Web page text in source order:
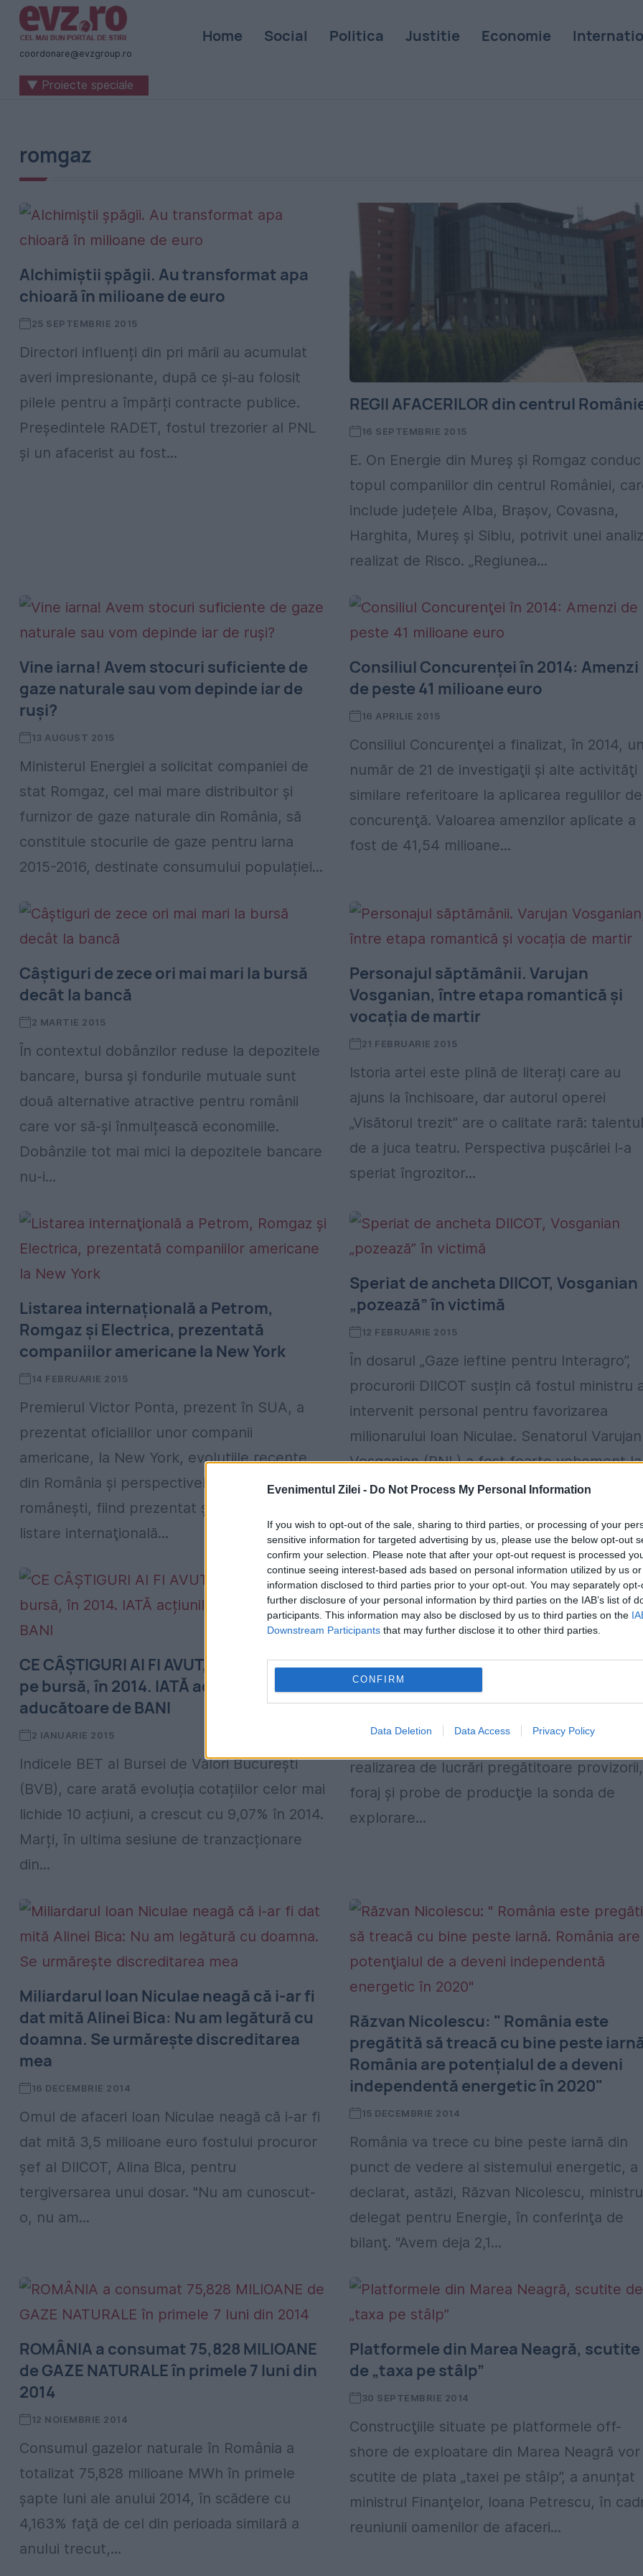
Evenimentul Zilei - Do Not Process My Personal Information
If you wish to opt-out of the sale, sharing to third parties, or processing of your
sensitive information for targeted advertising by us, please use the below opt-out
confirm your selection. Please note that after your opt-out request is processed
continue seeing interest-based ads based on personal information utilized by us
information disclosed to third parties prior to your opt-out. You may separately
further disclosure of your personal information by third parties on the IAB’s list of
participants. This information may also be disclosed by us to third parties on the
Downstream Participants that may further disclose it to other third parties.
CONFIRM
Data Deletion Data Access Privacy Policy
Știri
naționale
internaționale
-
Zilei
coordonare@evzgroup.ro
Home Social Politica Justitie Economie
▼ Proiecte speciale
romgaz
Alchimiștii șpăgii. Au transformat apa
chioară în milioane de euro
25 SEPTEMBRIE 2015
Directori influenți din pri mării au acumulat
averi impresionante, după ce și-au folosit
pilele pentru a împărți contracte publice.
Președintele RADET, fostul trezorier al PNL
și un afacerist au fost...
REGII AFACERILOR din centrul
16 SEPTEMBRIE 2015
E. On Energie din Mureș și Romgaz conduc
topul companiilor din centrul României,
include județele Alba, Brașov, Covasna,
Harghita, Mureș și Sibiu, potrivit unei
realizat de Risco. „Regiunea...
Vine iarna! Avem stocuri suficiente de
gaze naturale sau vom depinde iar de
ruși?
13 AUGUST 2015
Ministerul Energiei a solicitat companiei de
stat Romgaz, cel mai mare distribuitor și
furnizor de gaze naturale din România, să
constituie stocurile de gaze pentru iarna
2015-2016, destinate consumului populației...
Consiliul Concurenţei în 2014: Amenzi
de peste 41 milioane euro
16 APRILIE 2015
Consiliul Concurenţei a finalizat, în 2014,
număr de 21 de investigaţii şi alte activităţi
similare referitoare la aplicarea regulilor de
concurenţă. Valoarea amenzilor aplicate a
fost de 41,54 milioane...
Câștiguri de zece ori mai mari la bursă
decât la bancă
2 MARTIE 2015
În contextul dobânzilor reduse la depozitele
bancare, bursa și fondurile mutuale sunt
două alternative atractive pentru românii
care vor să-și înmulțească economiile.
Dobânzile tot mai mici la depozitele bancare
nu-i...
Personajul săptămânii. Varujan
Vosganian, între etapa romantică și
vocația de martir
21 FEBRUARIE 2015
Istoria artei este plină de literați care au
ajuns la închisoare, dar autorul operei
„Visătorul trezit” are o calitate rară:
de a juca teatru. Perspectiva pușcăriei l-a
speriat îngrozitor...
Listarea internaţională a Petrom,
Romgaz şi Electrica, prezentată
companiilor americane la New York
14 FEBRUARIE 2015
Premierul Victor Ponta, prezent în SUA, a
prezentat oficialilor unor companii
americane, la New York, evoluţiile recente
din România şi perspectivele economiei
româneşti, fiind prezentat şi procesul de
listare internaţională...
Speriat de ancheta DIICOT, Vosganian
„pozează” în victimă
12 FEBRUARIE 2015
În dosarul „Gaze ieftine pentru Interagro”,
procurorii DIICOT susțin că fostul ministru
intervenit personal pentru favorizarea
milionarului Ioan Niculae. Senatorul Varujan
Vosganian (PNL) a fost foarte vehement la
adresa...
CE CÂȘTIGURI AI FI AVUT, ca investitor
pe bursă, în 2014. IATĂ acțiunile
aducătoare de BANI
2 IANUARIE 2015
Indicele BET al Bursei de Valori București
(BVB), care arată evoluția cotațiilor celor mai
lichide 10 acțiuni, a crescut cu 9,07% în 2014.
Marți, în ultima sesiune de tranzacționare
din...
Contract de 14 milioane de lei pentru
foraj la sonda 20 LASLĂU
aproape 14 milioane de lei, fără TVA,
realizarea de lucrări pregătitoare provizorii,
foraj şi probe de producţie la sonda de
explorare...
Miliardarul Ioan Niculae neagă că i-ar fi
dat mită Alinei Bica: Nu am legătură cu
doamna. Se urmăreşte discreditarea
mea
16 DECEMBRIE 2014
Omul de afaceri Ioan Niculae neagă că i-ar fi
dat mită 3,5 milioane euro fostului procuror
şef al DIICOT, Alina Bica, pentru
tergiversarea unui dosar. "Nu am cunoscut-
o, nu am...
Răzvan Nicolescu: " România este
pregătită să treacă cu bine peste
România are potenţialul de a deveni
independentă energetic în 2020"
15 DECEMBRIE 2014
România va trece cu bine peste iarnă din
punct de vedere al sistemului energetic, a
declarat, astăzi, Răzvan Nicolescu,
delegat pentru Energie, în conferinţa de
bilanţ. "Avem deja 2,1...
ROMÂNIA a consumat 75,828 MILIOANE
de GAZE NATURALE în primele 7 luni din
2014
12 NOIEMBRIE 2014
Consumul gazelor naturale în România a
totalizat 75,828 milioane MWh în primele
şapte luni ale anului 2014, în scădere cu
4,163% faţă de cel din perioada similară a
anului trecut,...
Platformele din Marea Neagră, scutite
de „taxa pe stâlp”
30 SEPTEMBRIE 2014
Construcţiile situate pe platformele off-
shore de exploatare din Marea Neagră
scutite de plata „taxei pe stâlp”, a anunțat
ministrul Finanţelor, Ioana Petrescu, în
reuniunii oamenilor de afaceri...